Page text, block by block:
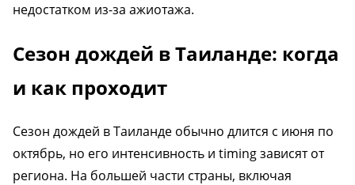
недостатком из-за ажиотажа.
Сезон дождей в Таиланде: когда
и как проходит
Сезон дождей в Таиланде обычно длится с июня по
октябрь, но его интенсивность и timing зависят от
региона. На большей части страны, включая